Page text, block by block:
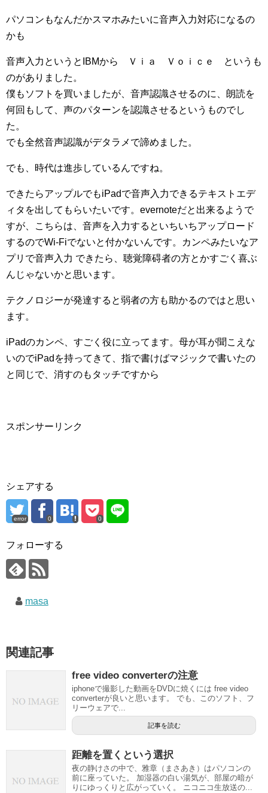
パソコンもなんだかスマホみたいに音声入力対応になるの
かも
音声入力というとIBMから Ｖｉａ Ｖｏｉｃｅ というも
のがありました。
僕もソフトを買いましたが、音声認識させるのに、朗読を
何回もして、声のパターンを認識させるというものでし
た。
でも全然音声認識がデタラメで諦めました。
でも、時代は進歩しているんですね。
できたらアップルでもiPadで音声入力できるテキストエデ
ィタを出してもらいたいです。evernoteだと出来るようで
すが、こちらは、音声を入力するといちいちアップロード
するのでWi-Fiでないと付かないんです。カンペみたいなア
プリで音声入力 できたら、聴覚障碍者の方とかすごく喜ぶ
んじゃないかと思います。
テクノロジーが発達すると弱者の方も助かるのではと思い
ます。
iPadのカンペ、すごく役に立ってます。母が耳が聞こえな
いのでiPadを持ってきて、指で書けばマジックで書いたの
と同じで、消すのもタッチですから
スポンサーリンク
シェアする
error 0 0
フォローする
masa
関連記事
free video converterの注意
iphoneで撮影した動画をDVDに焼くには free video
converterが良いと思います。 でも、このソフト、フ
リーウェアで...
記事を読む
距離を置くという選択
夜の静けさの中で、雅章（まさあき）はパソコンの
前に座っていた。 加湿器の白い湯気が、部屋の暗が
りにゆっくりと広がっていく。 ニコニコ生放送の...